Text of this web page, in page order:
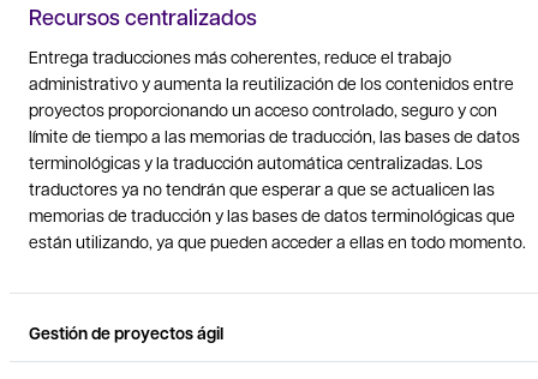
Recursos centralizados
Entrega traducciones más coherentes, reduce el trabajo
administrativo y aumenta la reutilización de los contenidos entre
proyectos proporcionando un acceso controlado, seguro y con
límite de tiempo a las memorias de traducción, las bases de datos
terminológicas y la traducción automática centralizadas. Los
traductores ya no tendrán que esperar a que se actualicen las
memorias de traducción y las bases de datos terminológicas que
están utilizando, ya que pueden acceder a ellas en todo momento.
Gestión de proyectos ágil